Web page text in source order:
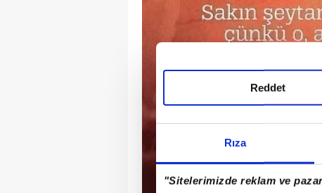
Rıza
"Sitelerimizde reklam ve
Reddet